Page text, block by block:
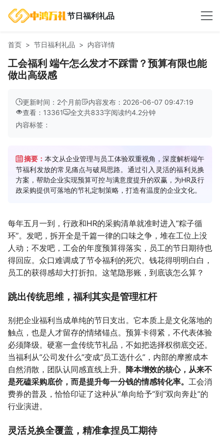
节日福利礼品
首页 节日福利礼品 内容详情
工会福利 端午怎么发才不踩雷？预算有限也能
做出高级感
更新时间：2个月前
内容发布：2026-06-07 09:47:19
查看：13361
全文共833字阅读约4.2分钟
内容标签：
摘要：本文从企业管理与员工体验双重视角，深度解析端午
节福利发放的常见痛点与破局思路。通过引入灵活的福利兑换
方案，帮助企业实现预算可控与满意度提升的双赢，为HR及行
政采购提供可落地的节礼定制策略，打造有温度的企业文化。
每年五月一到，行政和HR的采购清单就准时进入“粽子循
环”。发吧，拆开全是千篇一律的口味之争，堆在工位上没
人动；不发吧，工会的年度预算得落实，员工的节日期待也
得回应。众口难调成了节令福利的死穴。钱花得明明白白，
员工的获得感却大打折扣。这笔隐形账，到底该怎么算？
跳出传统思维，福利其实是管理杠杆
别把企业福利当成单纯的节日支出。它本质上是文化落地的
触点，也是人才留存的情绪锚点。预算卡得紧，不代表体验
必须降级。硬塞一盒传统节礼品，不如把选择权彻底交还。
当福利从“公司发什么”变成“员工选什么”，内部的摩擦成本
自然消散，团队认同感直线上升。 降本增效的核心，从来不
是死磕采购底价，而是提升每一分钱的情感转化率。 工会消
费券的普及，恰恰印证了这种从“单向给予”到“双向奔赴”的
行业演进。
灵活兑换全覆盖，精准拿捏员工期待